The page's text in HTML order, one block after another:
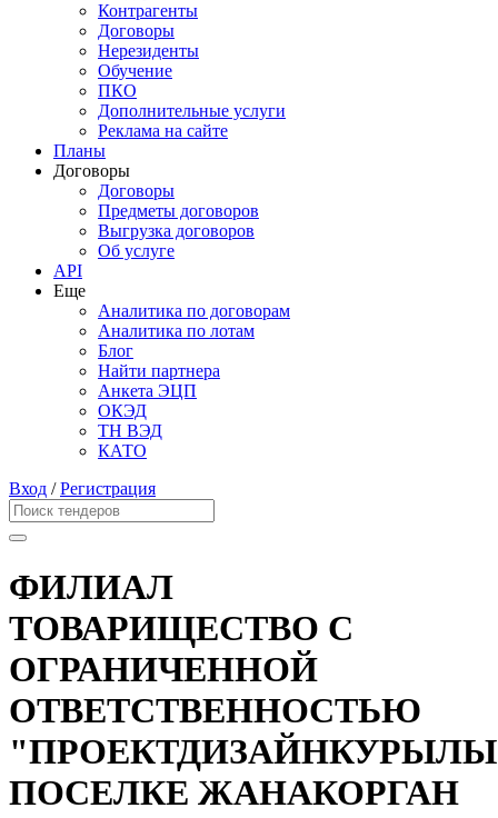
Контрагенты
Договоры
Нерезиденты
Обучение
ПКО
Дополнительные услуги
Реклама на сайте
Планы
Договоры
Договоры
Предметы договоров
Выгрузка договоров
Об услуге
API
Еще
Аналитика по договорам
Аналитика по лотам
Блог
Найти партнера
Анкета ЭЦП
ОКЭД
ТН ВЭД
КАТО
Вход /Регистрация
ФИЛИАЛ
ТОВАРИЩЕСТВО С
ОГРАНИЧЕННОЙ
ОТВЕТСТВЕННОСТЬЮ
ПОСЕЛКЕ ЖАНАКОРГАН